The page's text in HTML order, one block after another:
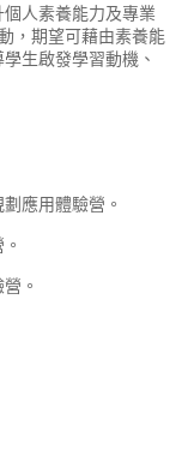
人素養能力及專業
，期望可藉由素養能
生啟發學習動機、
應用體驗營。
。